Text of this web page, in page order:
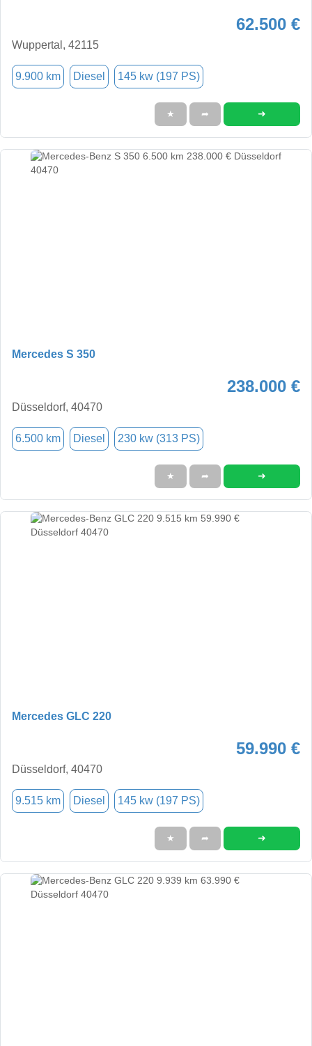
62.500 €
Wuppertal, 42115
9.900 km Diesel 145 kw (197 PS)
★ ➦ ➜
Mercedes S 350
238.000 €
Düsseldorf, 40470
6.500 km Diesel 230 kw (313 PS)
★ ➦ ➜
Mercedes GLC 220
59.990 €
Düsseldorf, 40470
9.515 km Diesel 145 kw (197 PS)
★ ➦ ➜